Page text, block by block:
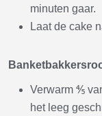
minuten gaar.
Laat de cake
Verwarm ⅘
het leeg